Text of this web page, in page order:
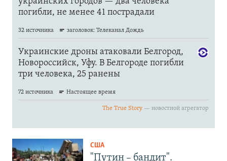
США
"Путин – бандит".